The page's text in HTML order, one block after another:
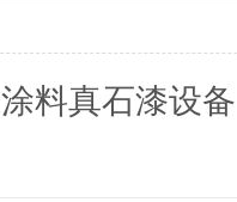
​涂料真石漆设备